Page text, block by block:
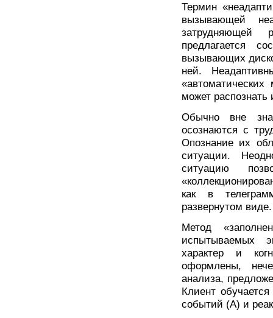
Термин
вызывающей
затрудняющей
предлагается
вызывающих
ней.
может
Обычно вне
осознаются с
Опознание их
ситуации.
ситуацию
как в
развернутом виде.
Метод
испытываемых
характер и
оформлены,
анализа,
Клиент
событий (А) и